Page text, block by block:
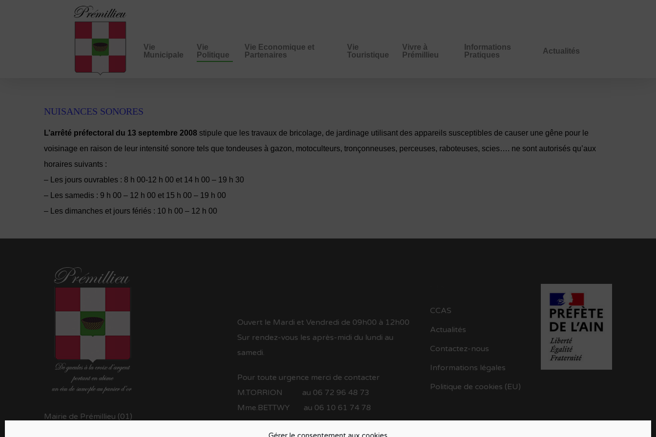
Vie
Municipale
Vie
Politique
Vie Economique et
Partenaires
Vie
Touristique
Vivre à
Prémillieu
Informations
Pratiques
Actualités
NUISANCES SONORES
L’arrêté préfectoral du 13 septembre 2008 stipule que les travaux de bricolage, de jardinage utilisant des appareils susceptibles de causer une gêne pour le
voisinage en raison de leur intensité sonore tels que tondeuses à gazon, motoculteurs, tronçonneuses, perceuses, raboteuses, scies…. ne sont autorisés qu’aux
horaires suivants :
– Les jours ouvrables : 8 h 00-12 h 00 et 14 h 00 – 19 h 30
– Les samedis : 9 h 00 – 12 h 00 et 15 h 00 – 19 h 00
– Les dimanches et jours fériés : 10 h 00 – 12 h 00
Mairie de Prémillieu (01)
Ouvert le Mardi et Vendredi de 09h00 à 12h00
Sur rendez-vous les après-midi du lundi au
samedi.
Pour toute urgence merci de contacter
M.TORRION au 06 72 96 48 73
Mme.BETTWY au 06 10 61 74 78
CCAS
Actualités
Contactez-nous
Informations légales
Politique de cookies (EU)